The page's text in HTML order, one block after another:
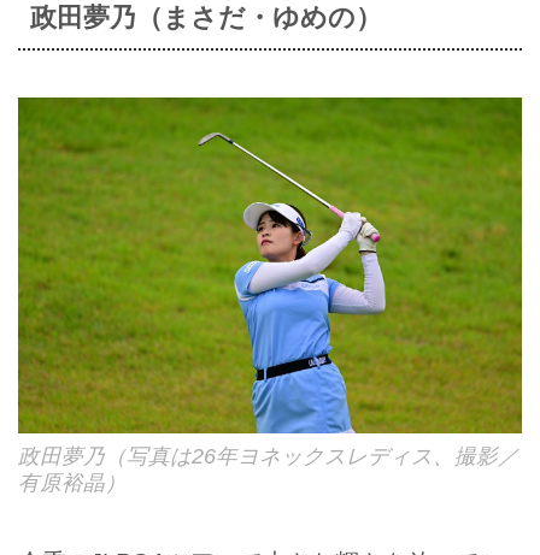
政田夢乃（まさだ・ゆめの）
政田夢乃（写真は26年ヨネックスレディス、撮影／
有原裕晶）